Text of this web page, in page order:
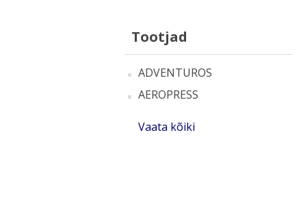
Tootjad
ADVENTUROS
AEROPRESS
Vaata kõiki